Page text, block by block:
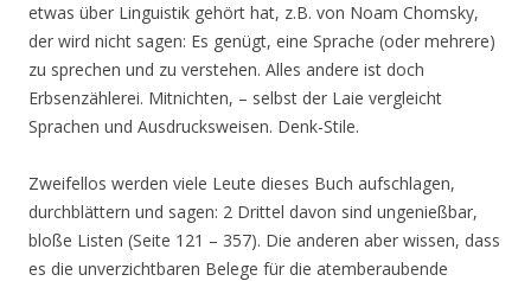
etwas über Linguistik gehört hat, z.B. von Noam Chomsky,
der wird nicht sagen: Es genügt, eine Sprache (oder mehrere)
zu sprechen und zu verstehen. Alles andere ist doch
Erbsenzählerei. Mitnichten, – selbst der Laie vergleicht
Sprachen und Ausdrucksweisen. Denk-Stile.
Zweifellos werden viele Leute dieses Buch aufschlagen,
durchblättern und sagen: 2 Drittel davon sind ungenießbar,
bloße Listen (Seite 121 – 357). Die anderen aber wissen, dass
es die unverzichtbaren Belege für die atemberaubende